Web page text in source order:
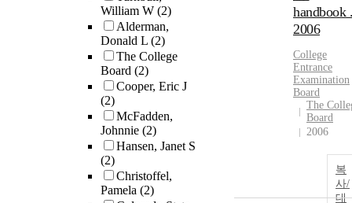
William W (2)
Alderman,
Donald L (2)
The College
Board (2)
Cooper, Eric J
(2)
McFadden,
Johnnie (2)
Hansen, Janet S
(2)
Christoffel,
Pamela (2)
handbook .
2006
College
Entrance
Examination
Board
The
Board
2006
복
사/
대